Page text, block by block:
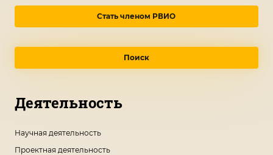
Стать членом РВИО
Поиск
Деятельность
Научная деятельность
Проектная деятельность